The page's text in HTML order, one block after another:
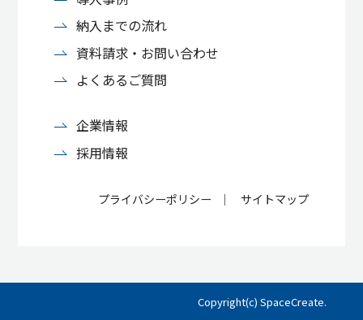
納入までの流れ
資料請求・お問い合わせ
よくあるご質問
企業情報
採用情報
プライバシーポリシー サイトマップ
Copyright(c) SpaceCreate.